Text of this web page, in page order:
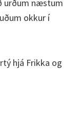
urðum næstum
okkur í
hjá Frikka og